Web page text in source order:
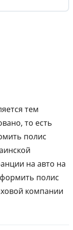
тем
то есть
полис
на авто на
полис
компании